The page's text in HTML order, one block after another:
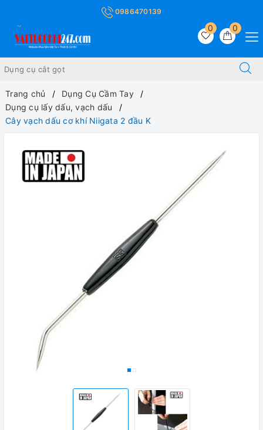
0986470139
0
0
Trang chủ
Dụng Cụ Cầm Tay
Dụng cụ lấy dấu, vạch dấu
Cây vạch dấu cơ khí Niigata 2 đầu K